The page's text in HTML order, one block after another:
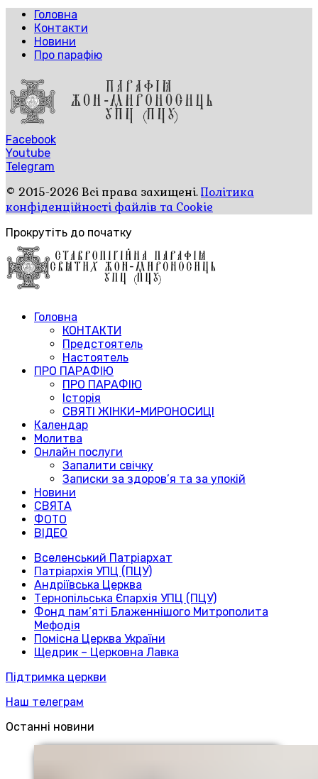
Головна
Контакти
Новини
Про парафію
Facebook
Youtube
Telegram
© 2015-2026 Всі права захищені.Політика
конфіденційності файлів та Cookie
Прокрутіть до початку
Головна
КОНТАКТИ
Предстоятель
Настоятель
ПРО ПАРАФІЮ
ПРО ПАРАФІЮ
Історія
СВЯТІ ЖІНКИ-МИРОНОСИЦІ
Календар
Молитва
Онлайн послуги
Запалити свічку
Записки за здоров’я та за упокій
Новини
СВЯТА
ФОТО
ВІДЕО
Вселенський Патріархат
Патріархія УПЦ (ПЦУ)
Андріївська Церква
Тернопільська Єпархія УПЦ (ПЦУ)
Фонд пам’яті Блаженнішого Митрополита
Мефодія
Помісна Церква України
Щедрик – Церковна Лавка
Підтримка церкви
Наш телеграм
Останні новини